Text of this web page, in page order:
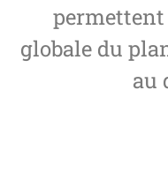
permettent
globale du
au